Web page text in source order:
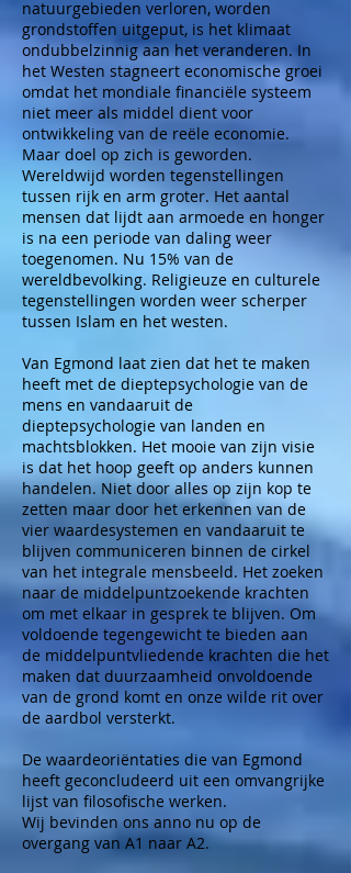
natuurgebieden verloren, worden
grondstoffen uitgeput, is het klimaat
ondubbelzinnig aan het veranderen. In
het Westen stagneert economische groei
omdat het mondiale financiële systeem
niet meer als middel dient voor
ontwikkeling van de reële economie.
Maar doel op zich is geworden.
Wereldwijd worden tegenstellingen
tussen rijk en arm groter. Het aantal
mensen dat lijdt aan armoede en honger
is na een periode van daling weer
toegenomen. Nu 15% van de
wereldbevolking. Religieuze en culturele
tegenstellingen worden weer scherper
tussen Islam en het westen.
Van Egmond laat zien dat het te maken
heeft met de dieptepsychologie van de
mens en vandaaruit de
dieptepsychologie van landen en
machtsblokken. Het mooie van zijn visie
is dat het hoop geeft op anders kunnen
handelen. Niet door alles op zijn kop te
zetten maar door het erkennen van de
vier waardesystemen en vandaaruit te
blijven communiceren binnen de cirkel
van het integrale mensbeeld. Het zoeken
naar de middelpuntzoekende krachten
om met elkaar in gesprek te blijven. Om
voldoende tegengewicht te bieden aan
de middelpuntvliedende krachten die het
maken dat duurzaamheid onvoldoende
van de grond komt en onze wilde rit over
de aardbol versterkt.
De waardeoriëntaties die van Egmond
heeft geconcludeerd uit een omvangrijke
lijst van filosofische werken.
Wij bevinden ons anno nu op de
overgang van A1 naar A2.